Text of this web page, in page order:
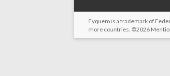
Eyquem is a trademark of
more countries. ©2026